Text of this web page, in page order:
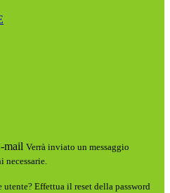
mail Verrà inviato un messaggio
Effettua il reset della password